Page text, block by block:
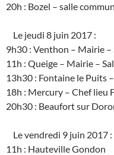
20h : Bozel – salle
Le jeudi 8 juin 2017 :
9h30 : Venthon – Mairie
11h : Queige – Mairie –
13h30 : Fontaine le Puits
18h : Mercury – Chef lieu
20h30 : Beaufort sur
Le vendredi 9 juin 2017 :
11h : Hauteville Gondon